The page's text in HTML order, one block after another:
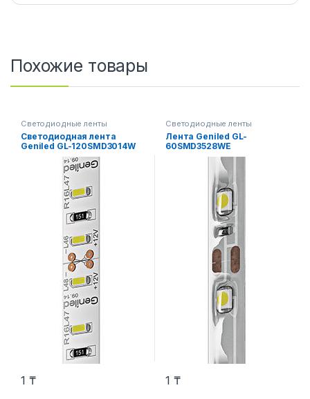
Похожие товары
Светодиодные ленты
Светодиодная лента
Geniled GL-120SMD3014W
1 ₸
Светодиодные ленты
Лента Geniled GL-
60SMD3528WE
1 ₸